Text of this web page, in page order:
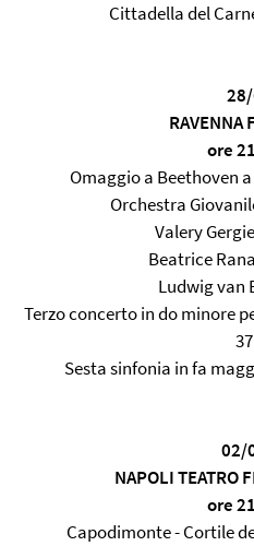
Cittadella del
RAVENNA
ore
Omaggio a Beethoven
Orchestra
Valery
Beatrice
Ludwig van
Terzo concerto in do minore
37
Sesta sinfonia in fa
02/
NAPOLI TEATRO
ore
Capodimonte - Cortile